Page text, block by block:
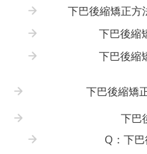
下巴後縮矯正方
下巴後縮
下巴後縮
下巴後縮矯
下巴
Q：下